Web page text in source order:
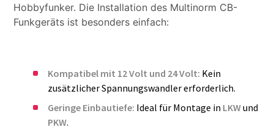
Hobbyfunker. Die Installation des Multinorm CB-
Funkgeräts ist besonders einfach:
Kompatibel mit 12 Volt und 24 Volt: Kein
zusätzlicher Spannungswandler erforderlich.
Geringe Einbautiefe: Ideal für Montage in LKWund
PKW.